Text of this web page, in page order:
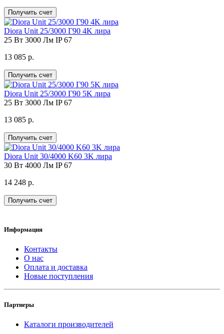
Получить счет
Diora Unit 25/3000 Г90 4K лира
25 Вт 3000 Лм IP 67
13 085 р.
Получить счет
Diora Unit 25/3000 Г90 5K лира
25 Вт 3000 Лм IP 67
13 085 р.
Получить счет
Diora Unit 30/4000 K60 3K лира
30 Вт 4000 Лм IP 67
14 248 р.
Получить счет
Информация
Контакты
О нас
Оплата и доставка
Новые поступления
Партнеры
Каталоги производителей